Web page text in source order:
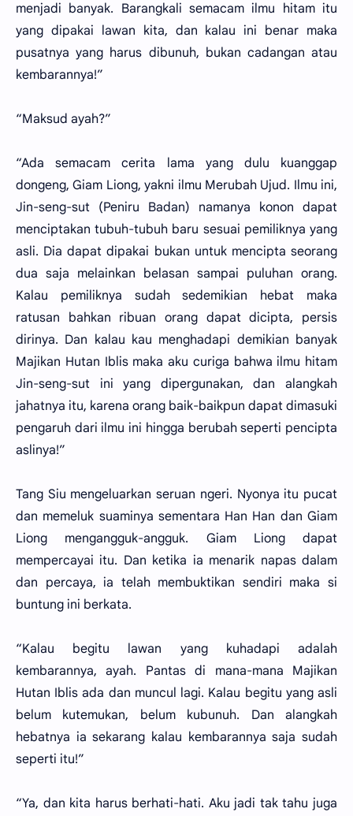
menjadi banyak. Barangkali semacam ilmu hitam itu
yang dipakai lawan kita, dan kalau ini benar maka
pusatnya yang harus dibunuh, bukan cadangan atau
kembarannya!”
“Maksud ayah?”
“Ada semacam cerita lama yang dulu kuanggap
dongeng, Giam Liong, yakni ilmu Merubah Ujud. Ilmu ini,
Jin-seng-sut (Peniru Badan) namanya konon dapat
menciptakan tubuh-tubuh baru sesuai pemiliknya yang
asli. Dia dapat dipakai bukan untuk mencipta seorang
dua saja melainkan belasan sampai puluhan orang.
Kalau pemiliknya sudah sedemikian hebat maka
ratusan bahkan ribuan orang dapat dicipta, persis
dirinya. Dan kalau kau menghadapi demikian banyak
Majikan Hutan Iblis maka aku curiga bahwa ilmu hitam
Jin-seng-sut ini yang dipergunakan, dan alangkah
jahatnya itu, karena orang baik-baikpun dapat dimasuki
pengaruh dari ilmu ini hingga berubah seperti pencipta
aslinya!”
Tang Siu mengeluarkan seruan ngeri. Nyonya itu pucat
dan memeluk suaminya sementara Han Han dan Giam
Liong mengangguk-angguk. Giam Liong dapat
mempercayai itu. Dan ketika ia menarik napas dalam
dan percaya, ia telah membuktikan sendiri maka si
buntung ini berkata.
“Kalau begitu lawan yang kuhadapi adalah
kembarannya, ayah. Pantas di mana-mana Majikan
Hutan Iblis ada dan muncul lagi. Kalau begitu yang asli
belum kutemukan, belum kubunuh. Dan alangkah
hebatnya ia sekarang kalau kembarannya saja sudah
seperti itu!”
“Ya, dan kita harus berhati-hati. Aku jadi tak tahu juga